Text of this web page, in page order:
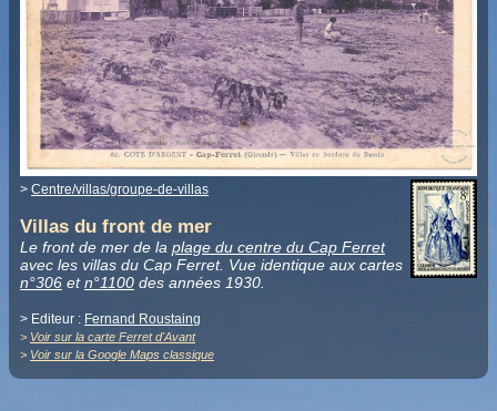
> Centre/villas/groupe-de-villas
Villas du front de mer
Le front de mer de la plage du centre du Cap Ferret
avec les villas du Cap Ferret. Vue identique aux cartes
n°306 etn°1100 des années 1930.
> Editeur : Fernand Roustaing
> Voir sur la carte Ferret d'Avant
> Voir sur la Google Maps classique